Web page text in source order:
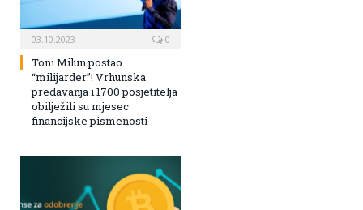
03.10.2023 0
Toni Milun postao
“milijarder”! Vrhunska
predavanja i 1700 posjetitelja
obilježili su mjesec
financijske pismenosti